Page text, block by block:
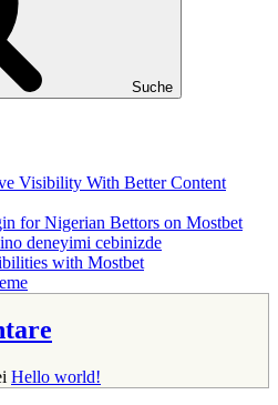
Suche
Visibility With Better Content
for Nigerian Bettors on Mostbet
deneyimi cebinizde
with Mostbet
Hello world!